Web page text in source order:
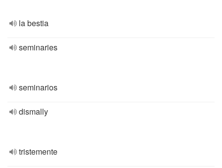
la bestia
seminaries
seminarios
dismally
tristemente